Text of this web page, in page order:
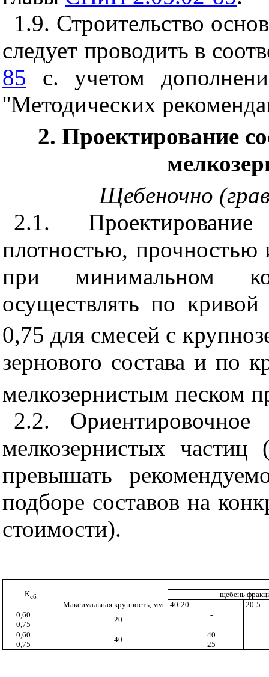
1.9. Строительство
следует проводить в
85 с. учетом
''Методических
2. Проектирование
Щебеночно
2.1.
плотностью, прочностью
при минимальном
осуществлять по
0,75 для смесей с
зернового состава и по
мелкозернистым песком
2.2.
мелкозернистых
превышать
подборе составов на
стоимости).
Ксб
Максимальная крупность, мм
щебень
40-20
20-5
0,60
20
-
0,75
-
0,60
40
40
0,75
25